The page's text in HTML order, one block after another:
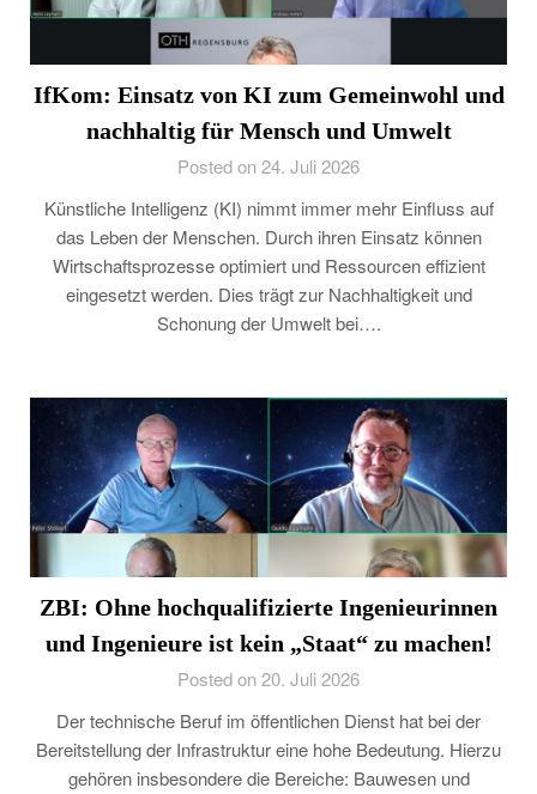
IfKom: Einsatz von KI zum Gemeinwohl und
nachhaltig für Mensch und Umwelt
Posted on 24. Juli 2026
Künstliche Intelligenz (KI) nimmt immer mehr Einfluss auf
das Leben der Menschen. Durch ihren Einsatz können
Wirtschaftsprozesse optimiert und Ressourcen effizient
eingesetzt werden. Dies trägt zur Nachhaltigkeit und
Schonung der Umwelt bei….
ZBI: Ohne hochqualifizierte Ingenieurinnen
und Ingenieure ist kein „Staat“ zu machen!
Posted on 20. Juli 2026
Der technische Beruf im öffentlichen Dienst hat bei der
Bereitstellung der Infrastruktur eine hohe Bedeutung. Hierzu
gehören insbesondere die Bereiche: Bauwesen und